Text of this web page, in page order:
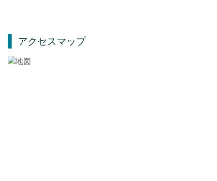
アクセスマップ